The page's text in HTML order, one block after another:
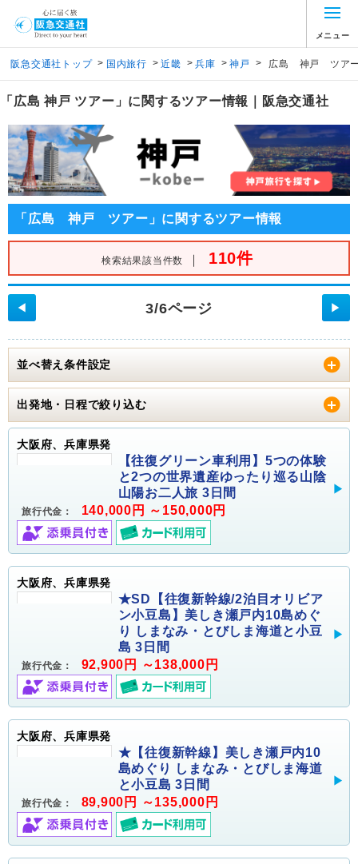
メニュー
阪急交通社トップ > 国内旅行 > 近畿 > 兵庫 > 神戸 > 広島 神戸 ツア
「広島 神戸 ツアー」に関するツアー情報｜阪急交通社
「広島 神戸 ツアー」に関するツアー情報
検索結果該当件数 ｜ 110件
3/6ページ
◀ ▶
並べ替え条件設定
出発地・日程で絞り込む
大阪府、兵庫県発
【往復グリーン車利用】5つの体験
と2つの世界遺産ゆったり巡る山陰
山陽お二人旅 3日間
旅行代金： 140,000円 ～150,000円
大阪府、兵庫県発
★SD【往復新幹線/2泊目オリビア
ン小豆島】美しき瀬戸内10島めぐ
り しまなみ・とびしま海道と小豆
島 3日間
旅行代金： 92,900円 ～138,000円
大阪府、兵庫県発
★【往復新幹線】美しき瀬戸内10
島めぐり しまなみ・とびしま海道
と小豆島 3日間
旅行代金： 89,900円 ～135,000円